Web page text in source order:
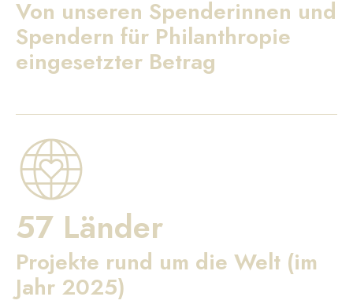
Von unseren Spenderinnen und
Spendern für Philanthropie
eingesetzter Betrag
57 Länder
Projekte rund um die Welt (im
Jahr 2025)